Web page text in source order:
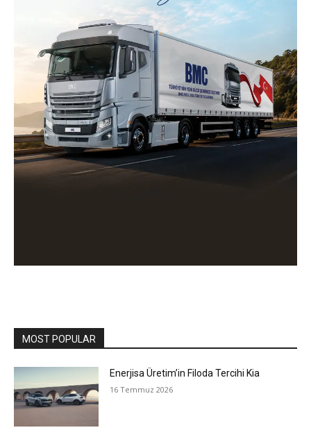
MOST POPULAR
Enerjisa Üretim’in Filoda Tercihi Kia
16 Temmuz 2026